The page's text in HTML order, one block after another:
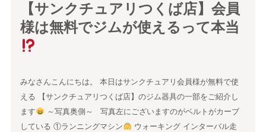
【サンクチュアリつくば店】会員
様は無料でジムが使えるって本当
みなさんこんにちは。 本日はサンクチュアリ会員様が無料で使
える 【サンクチュアリつくば店】のジム器具の一部をご紹介し
ます
～写真奥側～ 写真左にございますのがベルトがカーブ
している ①ランニングマシン
ウォーキング インターバル走